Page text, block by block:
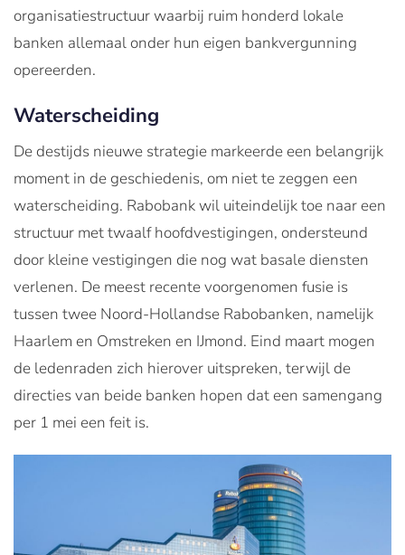
organisatiestructuur waarbij ruim honderd lokale
banken allemaal onder hun eigen bankvergunning
opereerden.
Waterscheiding
De destijds nieuwe strategie markeerde een belangrijk
moment in de geschiedenis, om niet te zeggen een
waterscheiding. Rabobank wil uiteindelijk toe naar een
structuur met twaalf hoofdvestigingen, ondersteund
door kleine vestigingen die nog wat basale diensten
verlenen. De meest recente voorgenomen fusie is
tussen twee Noord-Hollandse Rabobanken, namelijk
Haarlem en Omstreken en IJmond. Eind maart mogen
de ledenraden zich hierover uitspreken, terwijl de
directies van beide banken hopen dat een samengang
per 1 mei een feit is.